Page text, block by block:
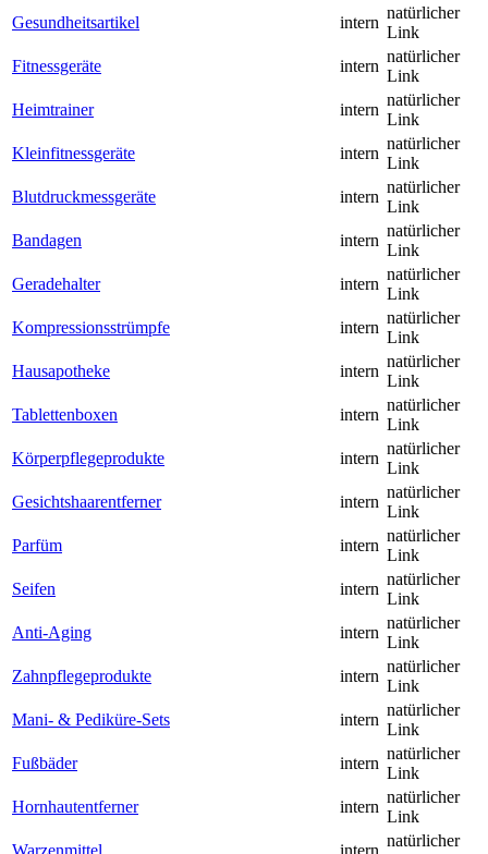
Gesundheitsartikel
intern
natürlicher
Link
Fitnessgeräte
intern
natürlicher
Link
Heimtrainer
intern
natürlicher
Link
Kleinfitnessgeräte
intern
natürlicher
Link
Blutdruckmessgeräte
intern
natürlicher
Link
Bandagen
intern
natürlicher
Link
Geradehalter
intern
natürlicher
Link
Kompressionsstrümpfe
intern
natürlicher
Link
Hausapotheke
intern
natürlicher
Link
Tablettenboxen
intern
natürlicher
Link
Körperpflegeprodukte
intern
natürlicher
Link
Gesichtshaarentferner
intern
natürlicher
Link
Parfüm
intern
natürlicher
Link
Seifen
intern
natürlicher
Link
Anti-Aging
intern
natürlicher
Link
Zahnpflegeprodukte
intern
natürlicher
Link
Mani- & Pediküre-Sets
intern
natürlicher
Link
Fußbäder
intern
natürlicher
Link
Hornhautentferner
intern
natürlicher
Link
natürlicher